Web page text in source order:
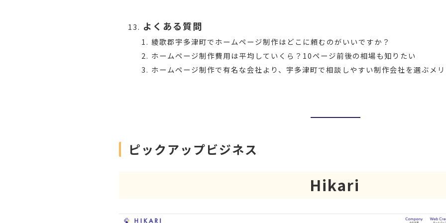
よくある質問
綾歌郡宇多津町でホームページ制作はどこに頼むのがいいですか？
ホームページ制作費用は平均していくら？10ページ前後の相場も知りたい
ホームページ制作で有名な会社より、宇多津町で相談しやすい制作会社を選ぶメ
ピックアップビジネス
Hikari